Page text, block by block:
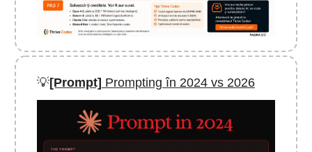
💡[Prompt] Prompting în 2024 vs 2026